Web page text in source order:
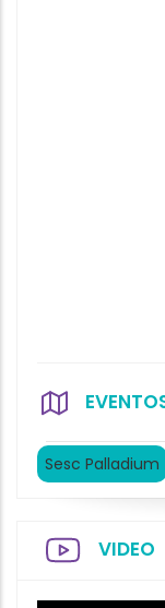
Sesc Palladium
VIDEO